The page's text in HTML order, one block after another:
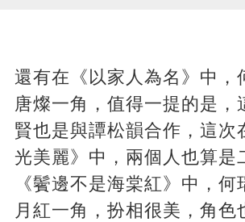
還有在《以家人為名》中，
唐燦一角，值得一提的是，
賢也是與譚松韻合作，這次
光美麗》中，兩個人也算是
《鬢邊不是海棠紅》中，何
月紅一角，扮相很美，角色